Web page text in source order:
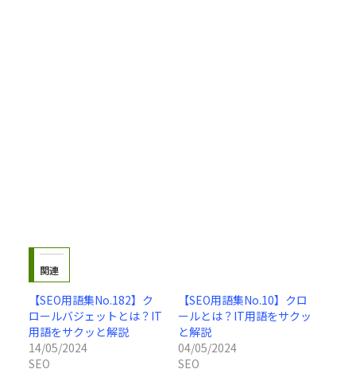
関連
【SEO用語集No.182】ク
ロールバジェットとは？IT
用語をサクッと解説
14/05/2024
SEO
【SEO用語集No.10】クロ
ールとは？IT用語をサクッ
と解説
04/05/2024
SEO